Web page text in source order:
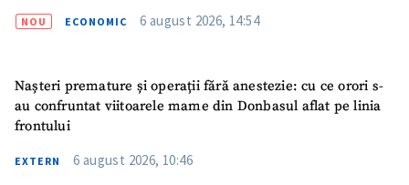
NOU ECONOMIC 6 august 2026, 14:54
Nașteri premature și operații fără anestezie: cu ce orori s-
au confruntat viitoarele mame din Donbasul aflat pe linia
frontului
EXTERN 6 august 2026, 10:46